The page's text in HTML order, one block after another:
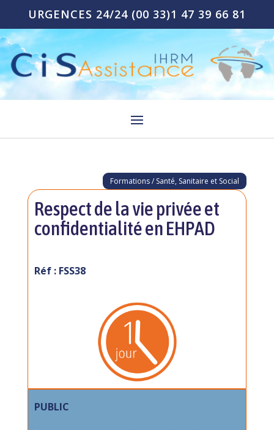
URGENCES 24/24 (00 33)1 47 39 66 81
Formations / Santé, Sanitaire et Social
Respect de la vie privée et
confidentialité en EHPAD
Réf : FSS38
PUBLIC